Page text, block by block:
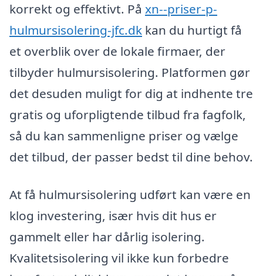
korrekt og effektivt. På xn--priser-p-
hulmursisolering-jfc.dk kan du hurtigt få
et overblik over de lokale firmaer, der
tilbyder hulmursisolering. Platformen gør
det desuden muligt for dig at indhente tre
gratis og uforpligtende tilbud fra fagfolk,
så du kan sammenligne priser og vælge
det tilbud, der passer bedst til dine behov.
At få hulmursisolering udført kan være en
klog investering, især hvis dit hus er
gammelt eller har dårlig isolering.
Kvalitetsisolering vil ikke kun forbedre